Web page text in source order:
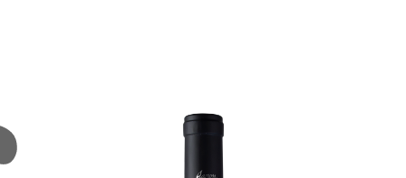
Lancement
Côte-Rôtie